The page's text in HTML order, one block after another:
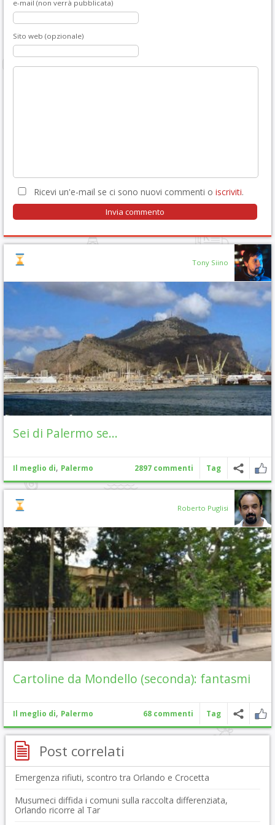
e-mail (non verrà pubblicata)
Sito web (opzionale)
Ricevi un'e-mail se ci sono nuovi commenti o iscriviti.
Tony Siino
Sei di Palermo se…
Il meglio di, Palermo 2897 commenti Tag
Roberto Puglisi
Cartoline da Mondello (seconda): fantasmi
Il meglio di, Palermo 68 commenti Tag
Post correlati
Emergenza rifiuti, scontro tra Orlando e Crocetta
Musumeci diffida i comuni sulla raccolta differenziata,
Orlando ricorre al Tar